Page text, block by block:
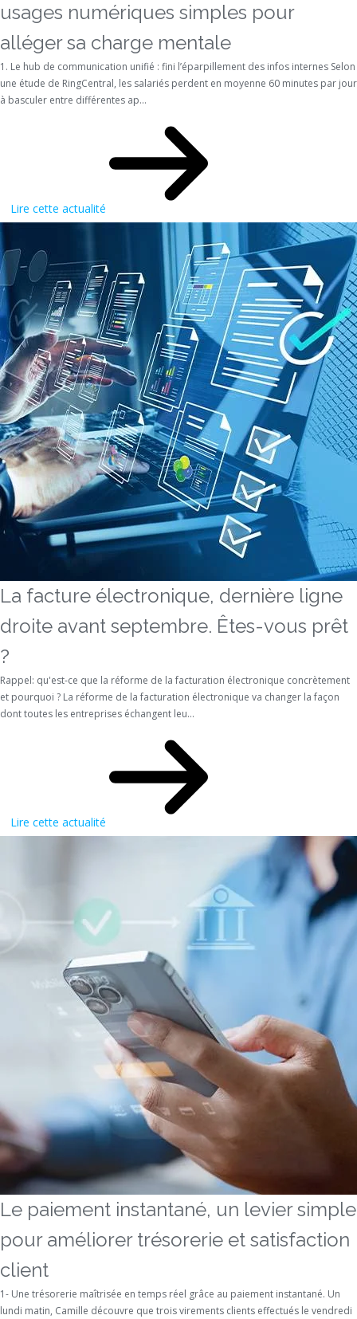
usages numériques simples pour
alléger sa charge mentale
1. Le hub de communication unifié : fini l’éparpillement des infos internes Selon
une étude de RingCentral, les salariés perdent en moyenne 60 minutes par jour
à basculer entre différentes ap...
Lire cette actualité
La facture électronique, dernière ligne
droite avant septembre. Êtes-vous prêt
?
Rappel: qu'est-ce que la réforme de la facturation électronique concrètement
et pourquoi ? La réforme de la facturation électronique va changer la façon
dont toutes les entreprises échangent leu...
Lire cette actualité
Le paiement instantané, un levier simple
pour améliorer trésorerie et satisfaction
client
1- Une trésorerie maîtrisée en temps réel grâce au paiement instantané. Un
lundi matin, Camille découvre que trois virements clients effectués le vendredi